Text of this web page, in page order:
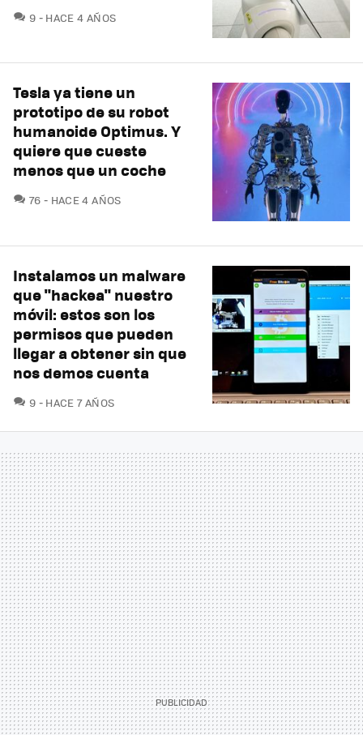
9 COMENTARIOS
HACE 4 AÑOS
Tesla ya tiene un
prototipo de su robot
humanoide Optimus. Y
quiere que cueste
menos que un coche
76 COMENTARIOS
HACE 4 AÑOS
Instalamos un malware
que "hackea" nuestro
móvil: estos son los
permisos que pueden
llegar a obtener sin que
nos demos cuenta
9 COMENTARIOS
HACE 7 AÑOS